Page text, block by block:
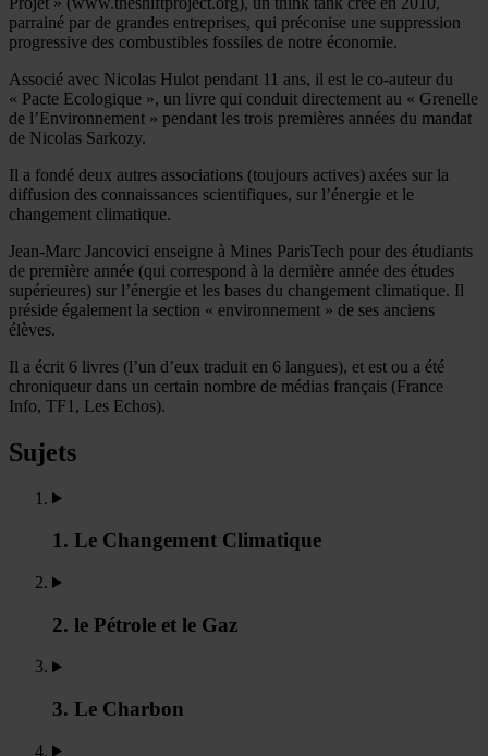
parrainé par de grandes entreprises, qui préconise une suppression
progressive des combustibles fossiles de notre économie.
Associé avec Nicolas Hulot pendant 11 ans, il est le co-auteur du
« Pacte Ecologique », un livre qui conduit directement au « Grenelle
de l’Environnement » pendant les trois premières années du mandat
de Nicolas Sarkozy.
Il a fondé deux autres associations (toujours actives) axées sur la
diffusion des connaissances scientifiques, sur l’énergie et le
changement climatique.
Jean-Marc Jancovici enseigne à Mines ParisTech pour des étudiants
de première année (qui correspond à la dernière année des études
supérieures) sur l’énergie et les bases du changement climatique. Il
préside également la section « environnement » de ses anciens
élèves.
Il a écrit 6 livres (l’un d’eux traduit en 6 langues), et est ou a été
chroniqueur dans un certain nombre de médias français (France
Info, TF1, Les Echos).
Sujets
1. Le Changement Climatique
2. le Pétrole et le Gaz
3. Le Charbon